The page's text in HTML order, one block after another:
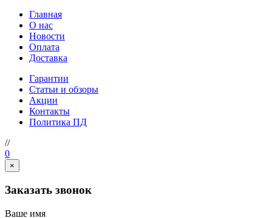
Главная
О нас
Новости
Оплата
Доставка
Гарантии
Статьи и обзоры
Акции
Контакты
Политика ПД
//
0
×
Заказать звонок
Ваше имя